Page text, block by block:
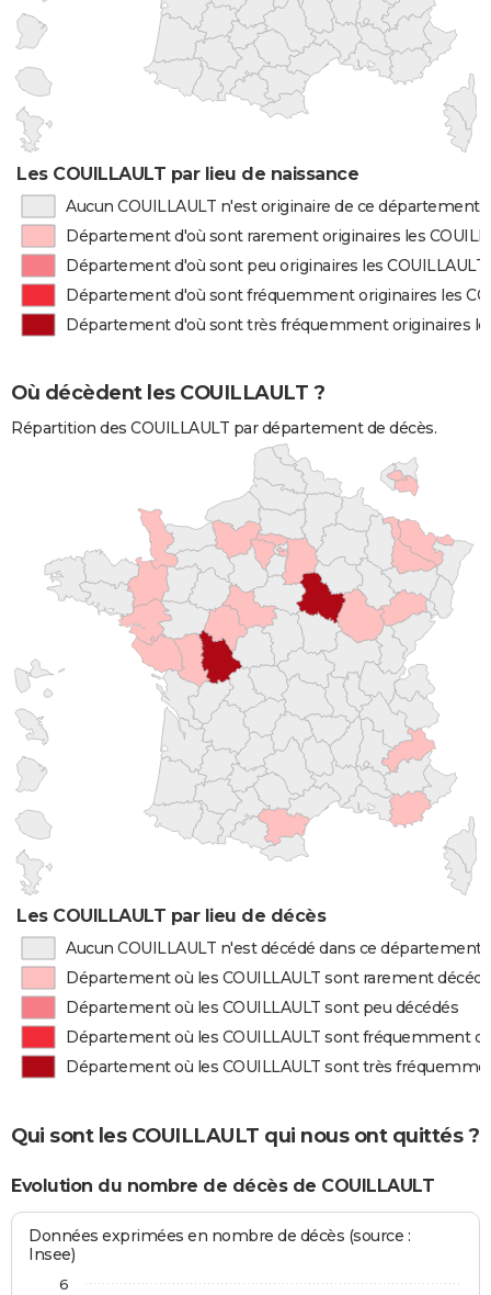
Les COUILLAULT par lieu de naissance
Aucun COUILLAULT n'est originaire de ce département
Département d'où sont rarement originaires les
Département d'où sont peu originaires les COUILLAULT
Département d'où sont fréquemment originaires les
Département d'où sont très fréquemment originaires
Où décèdent les COUILLAULT ?
Répartition des COUILLAULT par département de décès.
Les COUILLAULT par lieu de décès
Aucun COUILLAULT n'est décédé dans ce département
Département où les COUILLAULT sont rarement
Département où les COUILLAULT sont peu décédés
Département où les COUILLAULT sont fréquemment
Département où les COUILLAULT sont très
Qui sont les COUILLAULT qui nous ont quittés ?
Evolution du nombre de décès de COUILLAULT
Données exprimées en nombre de décès (source :
Insee)
6